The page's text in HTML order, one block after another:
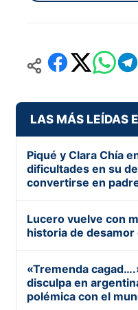
LAS MÁS LEÍDAS
Piqué y Clara Chía
dificultades en su
convertirse en
Lucero vuelve con
historia de
«Tremenda
disculpa en
polémica con el